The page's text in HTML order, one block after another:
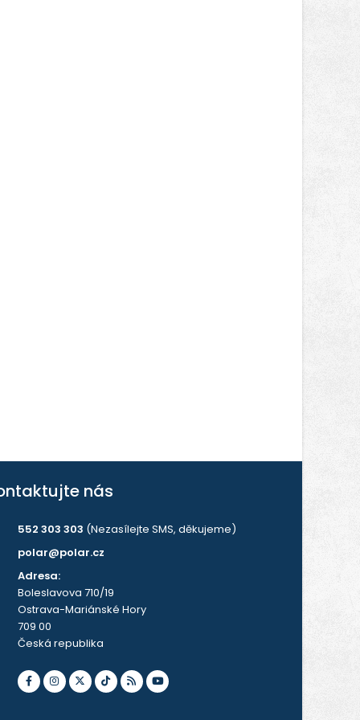
nás
552 303 303 (Nezasílejte SMS, děkujeme)
polar@polar.cz
Adresa:
Boleslavova 710/19
Ostrava-Mariánské Hory
709 00
Česká republika